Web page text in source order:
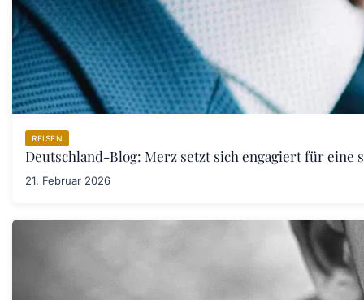
REISEN
Deutschland-Blog: Merz setzt sich engagiert für eine
21. Februar 2026